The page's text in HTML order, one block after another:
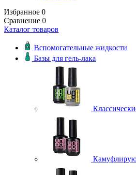
Избранное 0
Сравнение 0
Каталог товаров
Вспомогательные жидкости
Базы для гель-лака